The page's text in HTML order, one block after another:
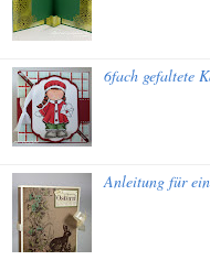
6fach gefaltete
Anleitung für